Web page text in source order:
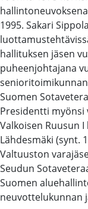
1995. Sakari
hallituksen jäsen
puheenjohtajana
Suomen
Presidentti myönsi
Valkoisen Ruusun
Lähdesmäki (synt.
Valtuuston
Seudun
Suomen
neuvottelukunnan